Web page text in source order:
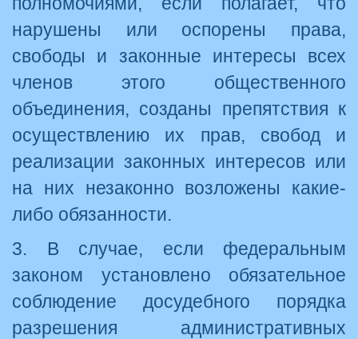
нарушены или оспорены права,
свободы и законные интересы всех
членов этого общественного
объединения, созданы препятствия к
осуществлению их прав, свобод и
реализации законных интересов или
на них незаконно возложены какие-
либо обязанности.
3. В случае, если федеральным
законом установлено обязательное
соблюдение досудебного порядка
разрешения административных